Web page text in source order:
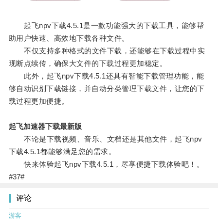
起飞npv下载4.5.1是一款功能强大的下载工具，能够帮
助用户快速、高效地下载各种文件。
不仅支持多种格式的文件下载，还能够在下载过程中实
现断点续传，确保大文件的下载过程更加稳定。
此外，起飞npv下载4.5.1还具有智能下载管理功能，能
够自动识别下载链接，并自动分类管理下载文件，让您的下
载过程更加便捷。
起飞加速器下载最新版
不论是下载视频、音乐、文档还是其他文件，起飞npv
下载4.5.1都能够满足您的需求。
快来体验起飞npv下载4.5.1，尽享便捷下载体验吧！。
#37#
评论
游客